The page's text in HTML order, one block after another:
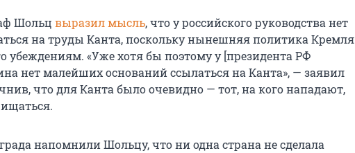
Шольц выразил мысль, что у российского руководства нет
на труды Канта, поскольку нынешняя политика Кремля
убеждениям. «Уже хотя бы поэтому у [президента РФ
нет малейших оснований ссылаться на Канта», — заявил
что для Канта было очевидно — тот, на кого нападают,
напомнили Шольцу, что ни одна страна не сделала